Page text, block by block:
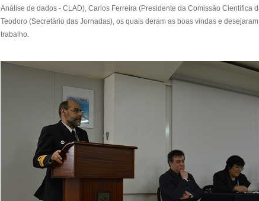
Análise de dados - CLAD), Carlos Ferreira (Presidente da Comissão Científica
Teodoro (Secretário das Jornadas), os quais deram as boas vindas e
trabalho.